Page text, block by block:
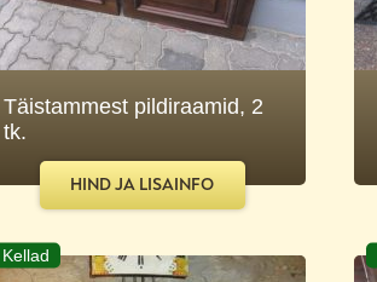
Täistammest pildiraamid, 2
tk.
HIND JA LISAINFO
Kellad